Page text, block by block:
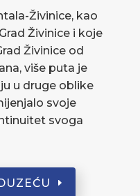
Živinice, kao
Živinice i koje
Živinice od
više puta je
u druge oblike
svoje
svoga